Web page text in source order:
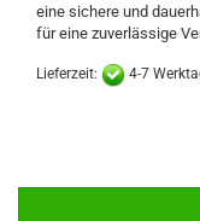
eine sichere und
für eine zuverlässige
Lieferzeit: 4-7